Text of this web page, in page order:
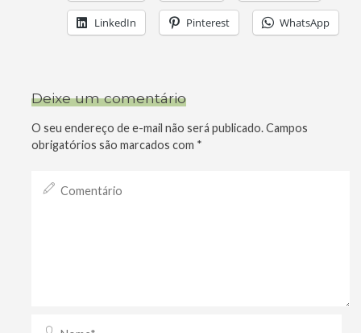
LinkedIn Pinterest WhatsApp
Deixe um comentário
O seu endereço de e-mail não será publicado.Campos
obrigatórios são marcados com *